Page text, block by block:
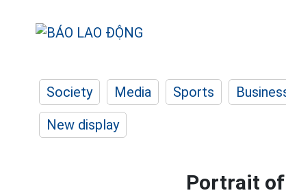
Society Media Sports
New display
Portrait